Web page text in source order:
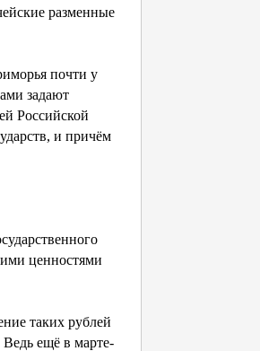
разменные
почти у
задают
Российской
и причём
ценностями
таких рублей
ещё в марте-